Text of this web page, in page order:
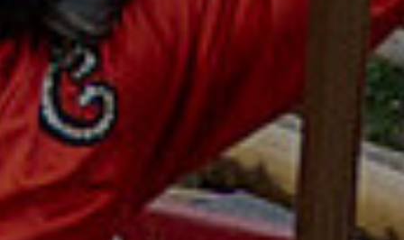
ready for contact?
Lebschi Media GmbH
Fürstensteiner Straße 24a
94535 Eging a.See
hallo@team-ready.de
Telefon: 08544 6523-00